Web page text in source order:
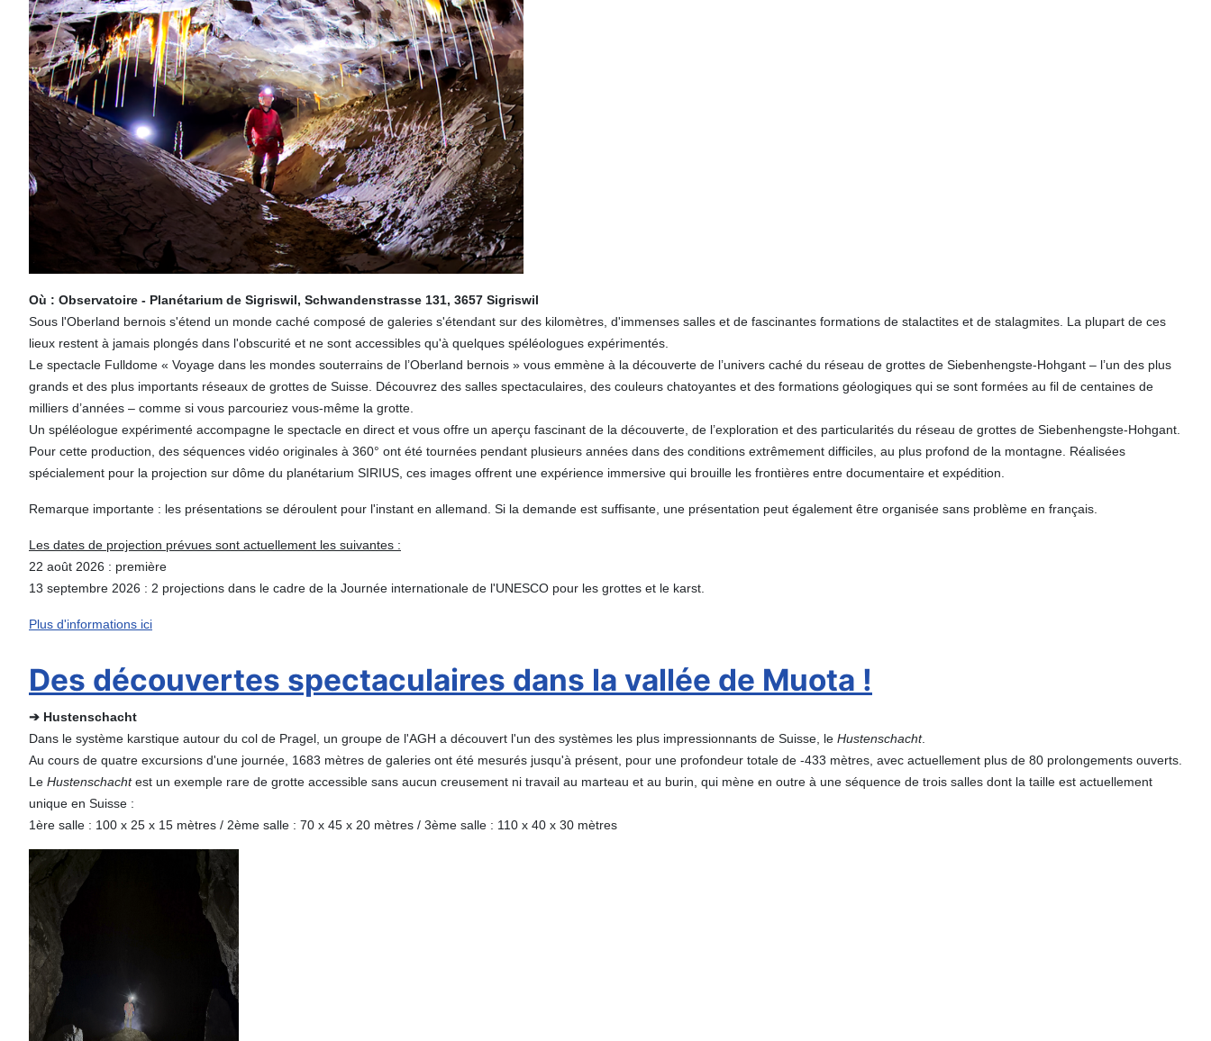
Où : Observatoire - Planétarium de Sigriswil, Schwandenstrasse 131, 3657 Sigriswil
Sous l'Oberland bernois s'étend un monde caché composé de galeries s'étendant sur des kilomètres, d'immenses salles et de fascinantes formations de stalactites et de stalagmites. La plupart de ces
lieux restent à jamais plongés dans l'obscurité et ne sont accessibles qu'à quelques spéléologues expérimentés.
Le spectacle Fulldome « Voyage dans les mondes souterrains de l’Oberland bernois » vous emmène à la découverte de l’univers caché du réseau de grottes de Siebenhengste-Hohgant – l’un des plus
grands et des plus importants réseaux de grottes de Suisse. Découvrez des salles spectaculaires, des couleurs chatoyantes et des formations géologiques qui se sont formées au fil de centaines de
milliers d’années – comme si vous parcouriez vous-même la grotte.
Un spéléologue expérimenté accompagne le spectacle en direct et vous offre un aperçu fascinant de la découverte, de l’exploration et des particularités du réseau de grottes de Siebenhengste-Hohgant.
Pour cette production, des séquences vidéo originales à 360° ont été tournées pendant plusieurs années dans des conditions extrêmement difficiles, au plus profond de la montagne. Réalisées
spécialement pour la projection sur dôme du planétarium SIRIUS, ces images offrent une expérience immersive qui brouille les frontières entre documentaire et expédition.
Remarque importante : les présentations se déroulent pour l'instant en allemand. Si la demande est suffisante, une présentation peut également être organisée sans problème en français.
Les dates de projection prévues sont actuellement les suivantes :
22 août 2026 : première
13 septembre 2026 : 2 projections dans le cadre de la Journée internationale de l'UNESCO pour les grottes et le karst.
Plus d'informations ici
Des découvertes spectaculaires dans la vallée de Muota !
➔ Hustenschacht
Dans le système karstique autour du col de Pragel, un groupe de l'AGH a découvert l'un des systèmes les plus impressionnants de Suisse, le Hustenschacht.
Au cours de quatre excursions d'une journée, 1683 mètres de galeries ont été mesurés jusqu'à présent, pour une profondeur totale de -433 mètres, avec actuellement plus de 80 prolongements ouverts.
Le Hustenschachtest un exemple rare de grotte accessible sans aucun creusement ni travail au marteau et au burin, qui mène en outre à une séquence de trois salles dont la taille est actuellement
unique en Suisse :
1ère salle : 100 x 25 x 15 mètres / 2ème salle : 70 x 45 x 20 mètres / 3ème salle : 110 x 40 x 30 mètres